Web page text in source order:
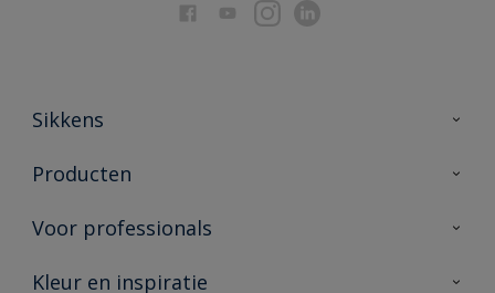
Sikkens
Over Sikkens
Duurzaamheid
Producten
Producten voor binnen
Vind je verkooppunt
Voor professionals
Advies & service
Kleur en inspiratie